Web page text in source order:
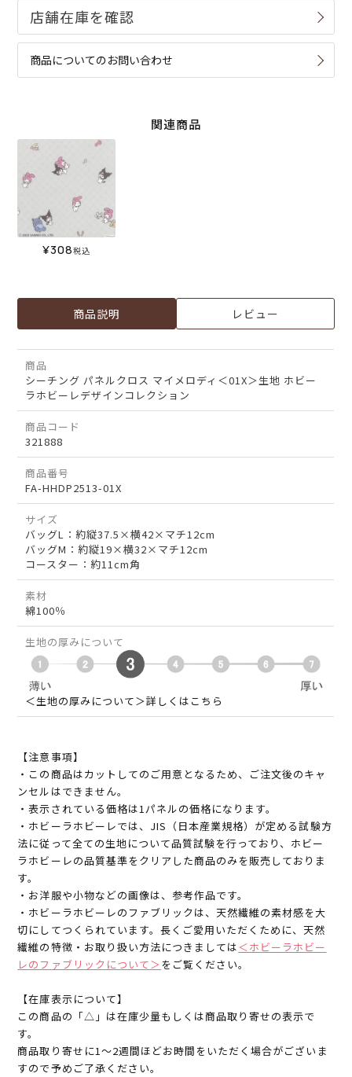
商品についてのお問い合わせ
関連商品
¥308税込
商品説明 レビュー
商品
シーチング パネルクロス マイメロディ＜01X＞生地 ホビー
ラホビーレデザインコレクション
商品コード
321888
商品番号
FA-HHDP2513-01X
サイズ
バッグL：約縦37.5×横42×マチ12cm
バッグM：約縦19×横32×マチ12cm
コースター：約11cm角
素材
綿100％
生地の厚みについて
＜生地の厚みについて＞詳しくはこちら
【注意事項】
・この商品はカットしてのご用意となるため、ご注文後のキャ
ンセルはできません。
・表示されている価格は1パネルの価格になります。
・ホビーラホビーレでは、JIS（日本産業規格）が定める試験方
法に従って全ての生地について品質試験を行っており、ホビー
ラホビーレの品質基準をクリアした商品のみを販売しておりま
す。
・お洋服や小物などの画像は、参考作品です。
・ホビーラホビーレのファブリックは、天然繊維の素材感を大
切にしてつくられています。長くご愛用いただくために、天然
繊維の特徴・お取り扱い方法につきましては＜ホビーラホビー
レのファブリックについて＞ をご覧ください。
【在庫表示について】
この商品の「△」は在庫少量もしくは商品取り寄せの表示で
す。
商品取り寄せに1～2週間ほどお時間をいただく場合がございま
すので予めご了承ください。